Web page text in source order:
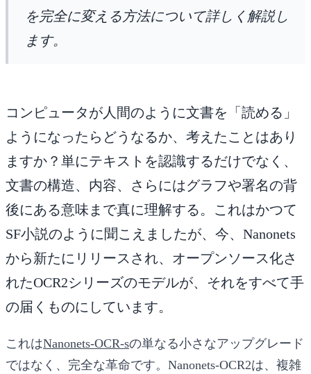
を完全に変える方法について詳しく解説し
ます。
コンピュータが人間のように文書を「読める」
ようになったらどうなるか、考えたことはあり
ますか？単にテキストを認識するだけでなく、
文書の構造、内容、さらにはグラフや署名の背
後にある意味まで真に理解する。これはかつて
SF小説のように聞こえましたが、今、Nanonets
から新たにリリースされ、オープンソース化さ
れたOCR2シリーズのモデルが、それをすべて手
の届くものにしています。
これはNanonets-OCR-sの単なる小さなアップグレード
ではなく、完全な革命です。Nanonets-OCR2は、複雑